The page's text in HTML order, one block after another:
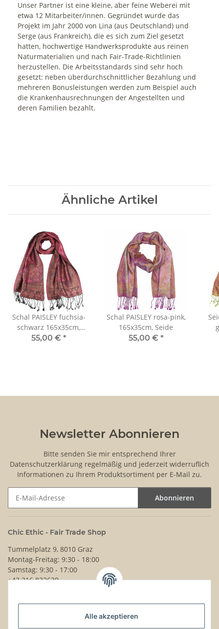
Alle akzeptieren
Unser Partner ist eine kleine, aber feine Weberei mit
etwa 12 Mitarbeiter/innen. Gegründet wurde das
Projekt im Jahr 2000 von Lina (aus Deutschland) und
Serge (aus Frankreich), die es sich zum Ziel gesetzt
hatten, hochwertige Handwerksprodukte aus reinen
Naturmaterialien und nach Fair-Trade-Richtlinien
herzustellen. Die Arbeitsstandards sind sehr hoch
gesetzt: neben überdurchschnittlicher Bezahlung und
mehreren Bonusleistungen werden zum Beispiel auch
die Krankenhausrechnungen der Angestellten und
deren Familien bezahlt.
Ähnliche Artikel
Schal PAISLEY fuchsia-
schwarz 165x35cm,
Seide
55,00 € *
Schal PAISLEY rosa-pink,
165x35cm, Seide
55,00 € *
Newsletter Abonnieren
Bitte senden Sie mir entsprechend Ihrer
Datenschutzerklärung regelmäßig und jederzeit widerruflich
Informationen zu Ihrem Produktsortiment per E-Mail zu.
Abonnieren
Chic Ethic - Fair Trade Shop
Tummelplatz 9, 8010 Graz
Montag-Freitag: 9:30 - 18:00
Samstag: 9:30 - 17:00
+43 316 832630